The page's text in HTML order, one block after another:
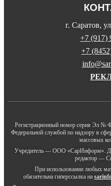
г. Саратов,
+7 (917)
+7
Регистрационный номер серия Эл №
Федеральной службой по надзору в
массовых
Учредитель — ООО «СарИнформ».
редактор —
При использовании любых
обязательна гиперссылка на